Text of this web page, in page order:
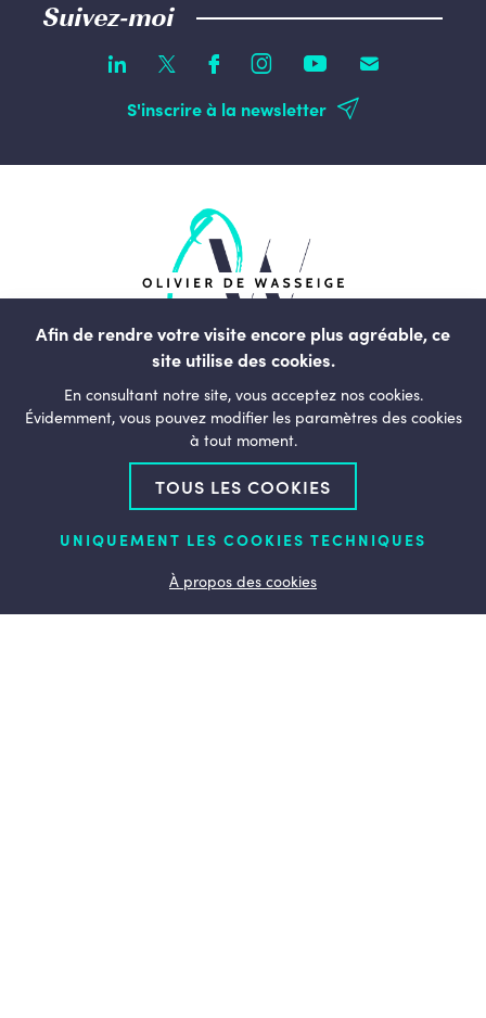
Suivez-moi
S'inscrire à la newsletter
rue du Commerce, 123
1000, Bruxelles
Belgique
+32 (0)2 238 01 11
bonjour@olivierdewasseige.be
Afin de rendre votre visite encore plus agréable, ce
site utilise des cookies.
En consultant notre site, vous acceptez nos cookies.
Évidemment, vous pouvez modifier les paramètres des cookies
à tout moment.
TOUS LES COOKIES
UNIQUEMENT LES COOKIES TECHNIQUES
À propos des cookies